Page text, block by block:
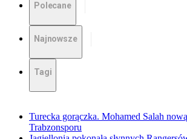
Polecane
Najnowsze
Tagi
Turecka gorączka. Mohamed Salah
Trabzonsporu